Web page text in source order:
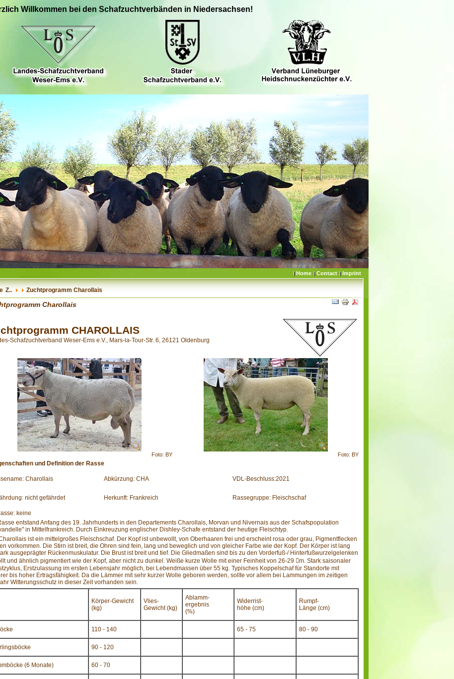
Willkommen bei den Schafzuchtverbänden in Niedersachsen!
Imprint
Contact
Home
Z.. Zuchtprogramm Charollais
Charollais
CHAROLLAIS
Schafzuchtverband Weser-Ems e.V., Mars-la-Tour-Str. 6, 26121 Oldenburg
Foto: BY Foto: BY
und Definition der Rasse
Charollais Abkürzung: CHA VDL-Beschluss:2021
nicht gefährdet Herkunft: Frankreich Rassegruppe: Fleischschaf
keine
entstand Anfang des 19. Jahrhunderts in den Departements Charollais, Morvan und Nivernais aus der Schafspopulation
in Mittelfrankreich. Durch Einkreuzung englischer Dishley-Schafe entstand der heutige Fleischtyp.
ist ein mittelgroßes Fleischschaf. Der Kopf ist unbewollt, von Oberhaaren frei und erscheint rosa oder grau, Pigmentflecken
vorkommen. Die Stirn ist breit, die Ohren sind fein, lang und beweglich und von gleicher Farbe wie der Kopf. Der Körper ist lang
ausgeprägter Rückenmuskulatur. Die Brust ist breit und tief. Die Gliedmaßen sind bis zu den Vorderfuß-/ Hinterfußwurzelgelenken
und ähnlich pigmentiert wie der Kopf, aber nicht zu dunkel. Weiße kurze Wolle mit einer Feinheit von 26-29 m. Stark saisonaler
Erstzulassung im ersten Lebensjahr möglich, bei Lebendmassen über 55 kg. Typisches Koppelschaf für Standorte mit
bis hoher Ertragsfähigkeit. Da die Lämmer mit sehr kurzer Wolle geboren werden, sollte vor allem bei Lammungen im zeitigen
Witterungsschutz in dieser Zeit vorhanden sein.
Körper-Gewicht
(kg)
Vlies-
Gewicht (kg)
Ablamm-
ergebnis
(%)
Widerrist-
höhe (cm)
Rumpf-
Länge (cm)
110 - 140 65 - 75 80 - 90
90 - 120
(6 Monate) 60 - 70